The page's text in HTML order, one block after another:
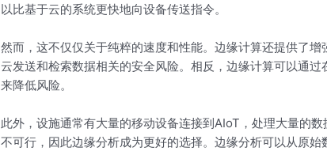
以比基于云的系统更快地向设备传送指令。
然而，这不仅仅关于纯粹的速度和性能。边缘计算还提供了
云发送和检索数据相关的安全风险。相反，边缘计算可以通
来降低风险。
此外，设施通常有大量的移动设备连接到AIoT，处理大量的
不可行，因此边缘分析成为更好的选择。边缘分析可以从原